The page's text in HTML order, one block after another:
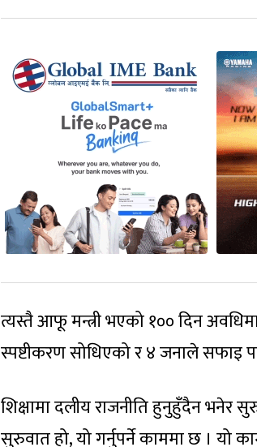
त्यस्तै आफू मन्त्री भएको १०० दिन
स्पष्टीकरण सोधिएको र ४ जनाले सफाइ
शिक्षामा दलीय राजनीति हुनुहुँदैन
सुरुवात हो, यो गर्नुपर्ने काममा छ । यो